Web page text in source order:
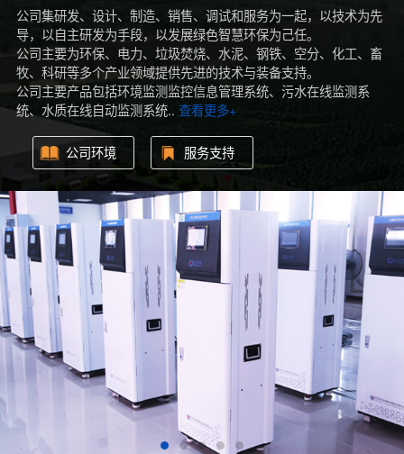
公司集研发、设计、制造、销售、调试和服务为一起，以技术为先
导，以自主研发为手段，以发展绿色智慧环保为己任。
公司主要为环保、电力、垃圾焚烧、水泥、钢铁、空分、化工、畜
牧、科研等多个产业领域提供先进的技术与装备支持。
公司主要产品包括环境监测监控信息管理系统、污水在线监测系
统、水质在线自动监测系统.. 查看更多+
公司环境 服务支持